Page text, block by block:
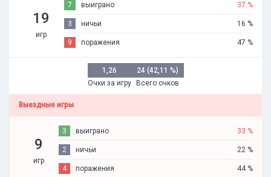
19
игр
7 выиграно 37 %
3 ничьи 16 %
9 поражения 47 %
1,26
Очки за игру
24 (42,11 %)
Всего очков
Выездные игры
9
игр
3 выиграно 33 %
2 ничьи 22 %
4 поражения 44 %